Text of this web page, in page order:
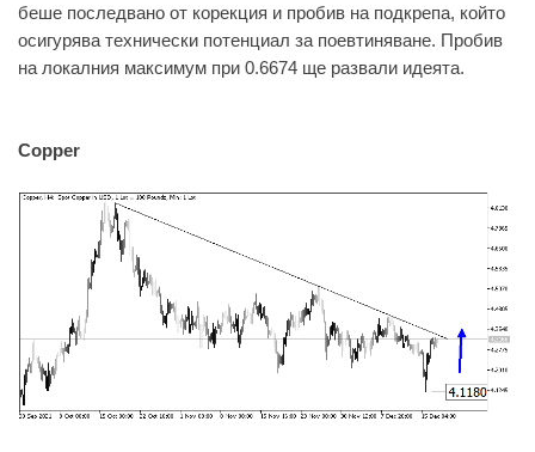
беше последвано от корекция и пробив на подкрепа, който
осигурява технически потенциал за поевтиняване. Пробив
на локалния максимум при 0.6674 ще развали идеята.
Copper